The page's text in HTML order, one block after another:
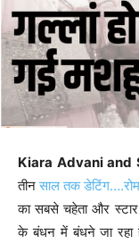
Kiara Advani and
तीनसाल तक
का सबसे चहेता और
के बंधन में बंधने जा रहा